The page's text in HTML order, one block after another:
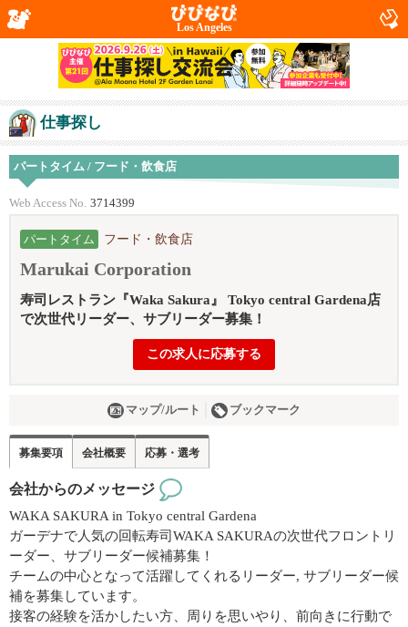
Los Angeles
仕事探し
パートタイム / フード・飲食店
Web Access No. 3714399
パートタイム フード・飲食店
Marukai Corporation
寿司レストラン『Waka Sakura』 Tokyo central Gardena店
で次世代リーダー、サブリーダー募集！
この求人に応募する
マップ/ルート ブックマーク
募集要項 会社概要 応募・選考
会社からのメッセージ
WAKA SAKURA in Tokyo central Gardena
ガーデナで人気の回転寿司WAKA SAKURAの次世代フロントリ
ーダー、サブリーダー候補募集！
チームの中心となって活躍してくれるリーダー, サブリーダー候
補を募集しています。
接客の経験を活かしたい方、周りを思いやり、前向きに行動で